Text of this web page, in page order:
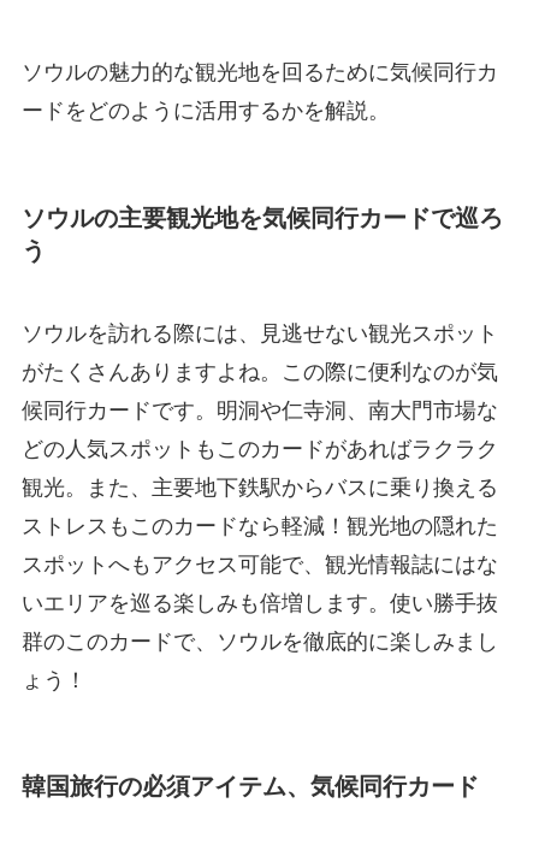
ソウルの魅力的な観光地を回るために気候同行カ
ードをどのように活用するかを解説。
ソウルの主要観光地を気候同行カードで巡ろ
う
ソウルを訪れる際には、見逃せない観光スポット
がたくさんありますよね。この際に便利なのが気
候同行カードです。明洞や仁寺洞、南大門市場な
どの人気スポットもこのカードがあればラクラク
観光。また、主要地下鉄駅からバスに乗り換える
ストレスもこのカードなら軽減！観光地の隠れた
スポットへもアクセス可能で、観光情報誌にはな
いエリアを巡る楽しみも倍増します。使い勝手抜
群のこのカードで、ソウルを徹底的に楽しみまし
ょう！
韓国旅行の必須アイテム、気候同行カード